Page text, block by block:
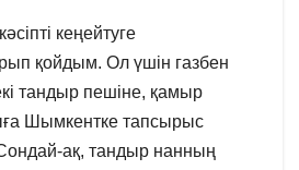
кеңейтуге
қойдым. Ол үшін газбен
тандыр пешіне, қамыр
Шымкентке тапсырыс
ақ, тандыр нанның